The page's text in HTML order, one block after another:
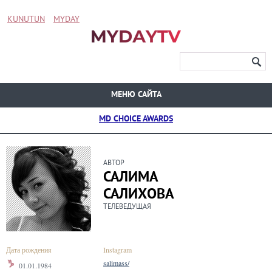
KUNUTUN MYDAY
МЕНЮ САЙТА
MD CHOICE AWARDS
АВТОР
САЛИМА
САЛИХОВА
ТЕЛЕВЕДУЩАЯ
Дата рождения
01.01.1984
Instagram
salimass/